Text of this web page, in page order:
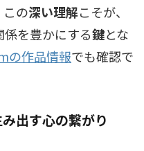
の深い理解こそが、
を豊かにする鍵とな
の作品情報でも確認で
出す心の繋がり